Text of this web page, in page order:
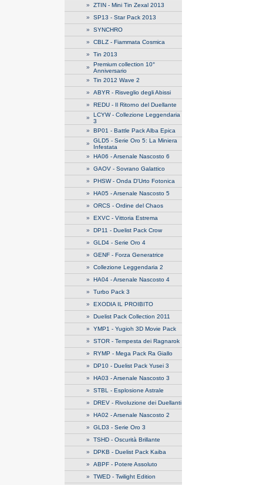
» ZTIN - Mini Tin Zexal 2013
» SP13 - Star Pack 2013
» SYNCHRO
» CBLZ - Fiammata Cosmica
» Tin 2013
» Premium collection 10°
Anniversario
» Tin 2012 Wave 2
» ABYR - Risveglio degli Abissi
» REDU - Il Ritorno del Duellante
» LCYW - Collezione Leggendaria
3
» BP01 - Battle Pack Alba Epica
» GLD5 - Serie Oro 5: La Miniera
Infestata
» HA06 - Arsenale Nascosto 6
» GAOV - Sovrano Galattico
» PHSW - Onda D'Urto Fotonica
» HA05 - Arsenale Nascosto 5
» ORCS - Ordine del Chaos
» EXVC - Vittoria Estrema
» DP11 - Duelist Pack Crow
» GLD4 - Serie Oro 4
» GENF - Forza Generatrice
» Collezione Leggendaria 2
» HA04 - Arsenale Nascosto 4
» Turbo Pack 3
» EXODIA IL PROIBITO
» Duelist Pack Collection 2011
» YMP1 - Yugioh 3D Movie Pack
» STOR - Tempesta dei Ragnarok
» RYMP - Mega Pack Ra Giallo
» DP10 - Duelist Pack Yusei 3
» HA03 - Arsenale Nascosto 3
» STBL - Esplosione Astrale
» DREV - Rivoluzione dei Duellanti
» HA02 - Arsenale Nascosto 2
» GLD3 - Serie Oro 3
» TSHD - Oscurità Brillante
» DPKB - Duelist Pack Kaiba
» ABPF - Potere Assoluto
» TWED - Twilight Edition